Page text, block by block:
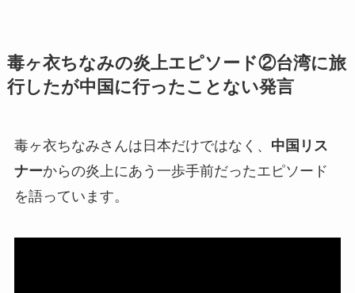
毒ヶ衣ちなみの炎上エピソード②台湾に旅
行したが中国に行ったことない発言
毒ヶ衣ちなみさんは日本だけではなく、 中国リス
ナーからの炎上にあう一歩手前だったエピソード
を語っています。